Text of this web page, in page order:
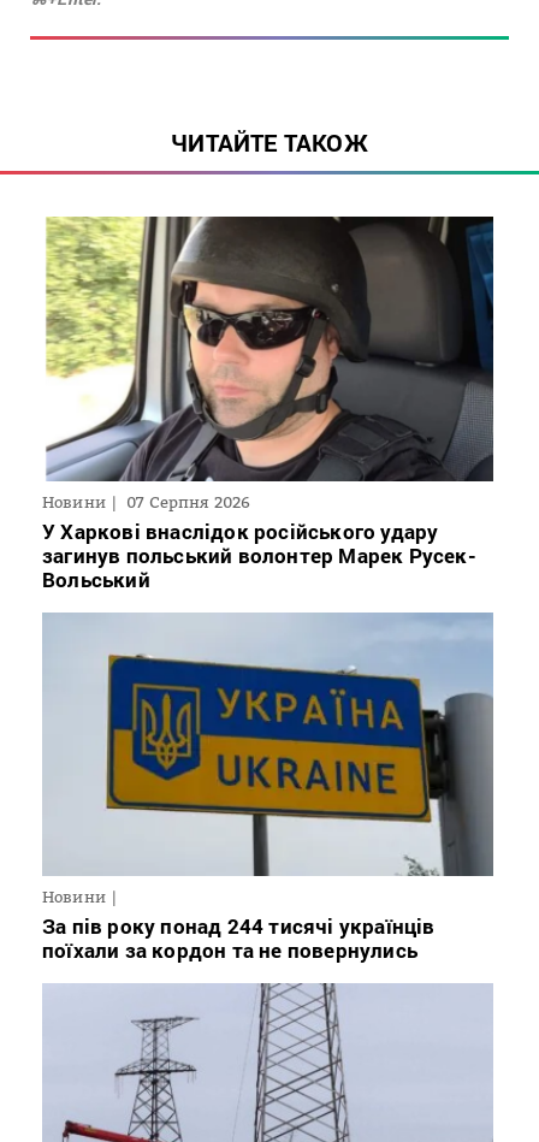
ЧИТАЙТЕ ТАКОЖ
Новини 07 Серпня 2026
У Харкові внаслідок російського удару
загинув польський волонтер Марек Русек-
Вольський
Новини
За пів року понад 244 тисячі українців
поїхали за кордон та не повернулись